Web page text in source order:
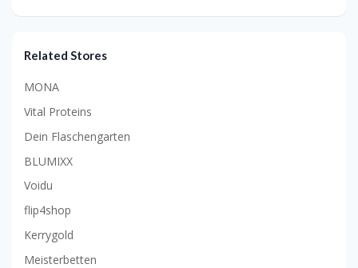
Related Stores
MONA
Vital Proteins
Dein Flaschengarten
BLUMIXX
Voidu
flip4shop
Kerrygold
Meisterbetten